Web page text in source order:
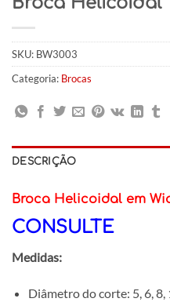
SKU: BW3003
Categoria: Brocas
DESCRIÇÃO
Broca Helicoidal em
CONSULTE
Medidas:
Diâmetro do corte: 5, 6, 8,